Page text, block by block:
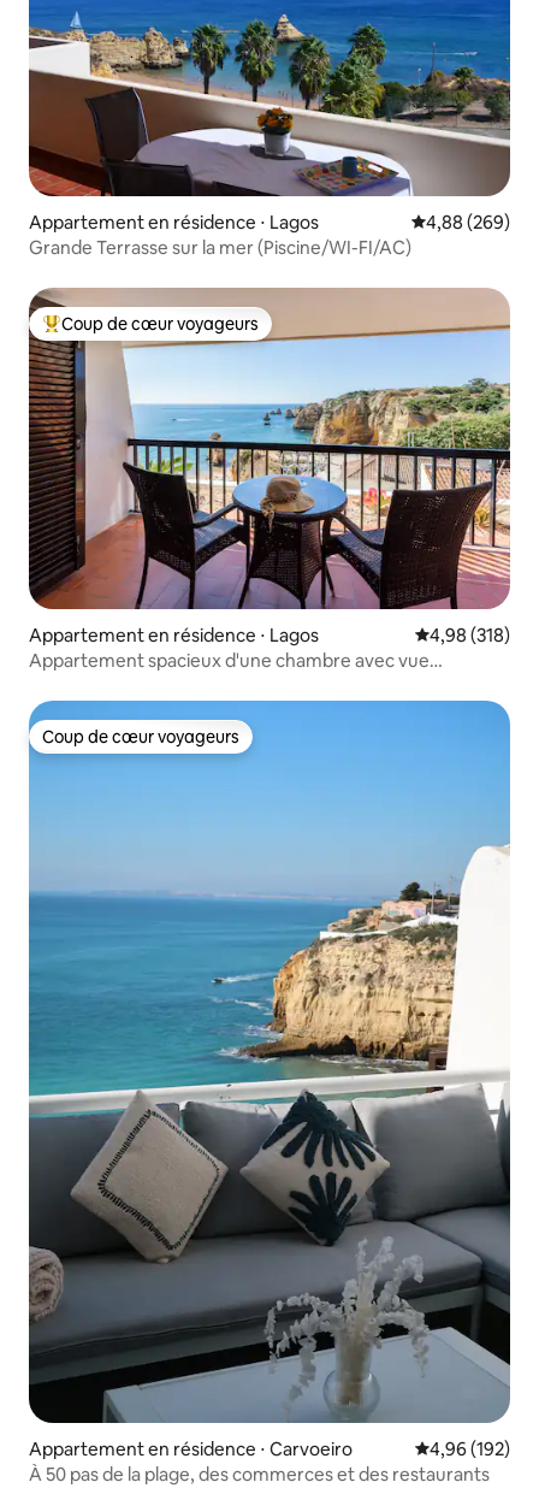
Appartement en résidence ⋅ Lagos Évaluation
4,88 (269)
Grande Terrasse sur la mer (Piscine/WI-FI/AC)
Coups de cœur voyageurs les plus appréciés
Coup de cœur voyageurs
Appartement en résidence ⋅ Lagos Évaluation
4,98 (318)
Appartement spacieux d'une chambre avec vue
Coup de cœur voyageurs
Coup de cœur voyageurs
Appartement en résidence ⋅ Carvoeiro Évaluation
4,96 (192)
À 50 pas de la plage, des commerces et des restaurants